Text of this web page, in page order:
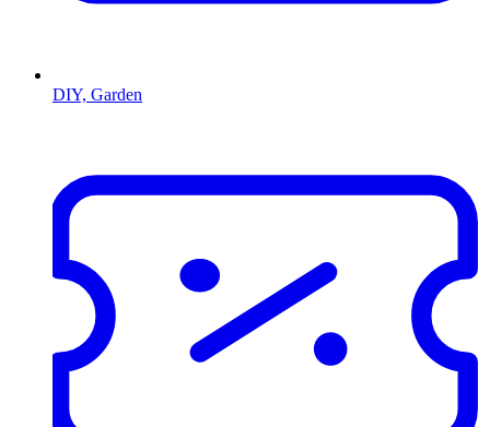
DIY, Garden